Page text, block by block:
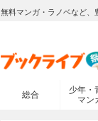
無料マンガ・ラノベなど、
総合
少年・
マン